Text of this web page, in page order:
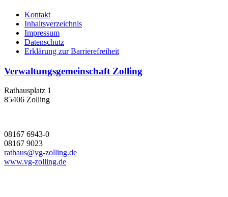
Kontakt
Inhaltsverzeichnis
Impressum
Datenschutz
Erklärung zur Barrierefreiheit
Verwaltungsgemeinschaft Zolling
Rathausplatz 1
85406 Zolling
08167 6943-0
08167 9023
rathaus@vg-zolling.de
www.vg-zolling.de